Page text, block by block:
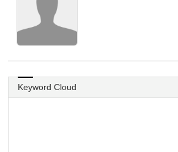
Keyword Cloud